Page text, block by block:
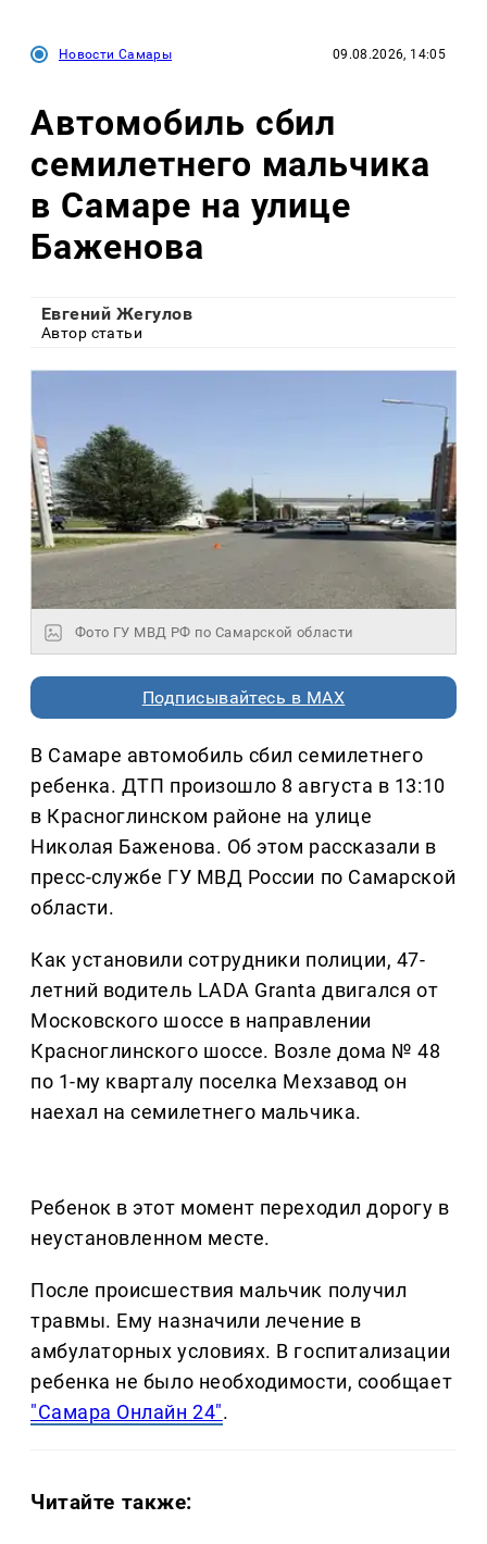
Новости Самары 09.08.2026, 14:05
Автомобиль сбил
семилетнего мальчика
в Самаре на улице
Баженова
Евгений Жегулов
Автор статьи
Фото ГУ МВД РФ по Самарской области
Подписывайтесь в MAX
В Самаре автомобиль сбил семилетнего
ребенка. ДТП произошло 8 августа в 13:10
в Красноглинском районе на улице
Николая Баженова. Об этом рассказали в
пресс-службе ГУ МВД России по Самарской
области.
Как установили сотрудники полиции, 47-
летний водитель LADA Granta двигался от
Московского шоссе в направлении
Красноглинского шоссе. Возле дома № 48
по 1-му кварталу поселка Мехзавод он
наехал на семилетнего мальчика.
Ребенок в этот момент переходил дорогу в
неустановленном месте.
После происшествия мальчик получил
травмы. Ему назначили лечение в
амбулаторных условиях. В госпитализации
ребенка не было необходимости, сообщает
"Самара Онлайн 24".
Читайте также: